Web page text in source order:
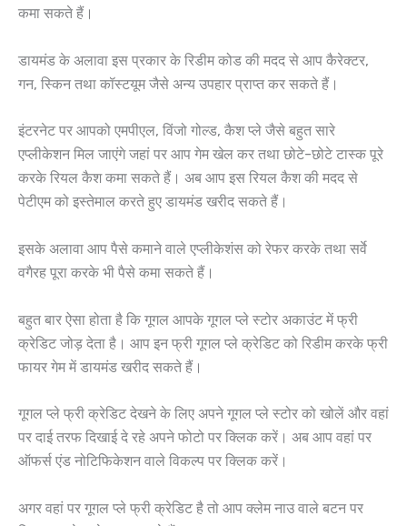
कमा सकते हैं।
डायमंड के अलावा इस प्रकार के रिडीम कोड की मदद से आप कैरेक्टर,
गन, स्किन तथा कॉस्टयूम जैसे अन्य उपहार प्राप्त कर सकते हैं।
इंटरनेट पर आपको एमपीएल, विंजो गोल्ड, कैश प्ले जैसे बहुत सारे
एप्लीकेशन मिल जाएंगे जहां पर आप गेम खेल कर तथा छोटे-छोटे टास्क पूरे
करके रियल कैश कमा सकते हैं। अब आप इस रियल कैश की मदद से
पेटीएम को इस्तेमाल करते हुए डायमंड खरीद सकते हैं।
इसके अलावा आप पैसे कमाने वाले एप्लीकेशंस को रेफर करके तथा सर्वे
वगैरह पूरा करके भी पैसे कमा सकते हैं।
बहुत बार ऐसा होता है कि गूगल आपके गूगल प्ले स्टोर अकाउंट में फ्री
क्रेडिट जोड़ देता है। आप इन फ्री गूगल प्ले क्रेडिट को रिडीम करके फ्री
फायर गेम में डायमंड खरीद सकते हैं।
गूगल प्ले फ्री क्रेडिट देखने के लिए अपने गूगल प्ले स्टोर को खोलें और वहां
पर दाई तरफ दिखाई दे रहे अपने फोटो पर क्लिक करें। अब आप वहां पर
ऑफर्स एंड नोटिफिकेशन वाले विकल्प पर क्लिक करें।
अगर वहां पर गूगल प्ले फ्री क्रेडिट है तो आप क्लेम नाउ वाले बटन पर